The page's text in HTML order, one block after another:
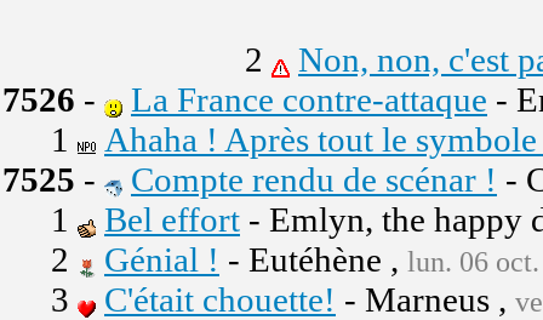
2
Non, non, c'est
7526 - La France contre-attaque -
1
Ahaha ! Après tout le
7525 - Compte rendu de scénar ! -
1
Bel effort - Emlyn, the happy
2
Génial ! - Eutéhène , lun. 06
3 C'était chouette! - Marneus ,